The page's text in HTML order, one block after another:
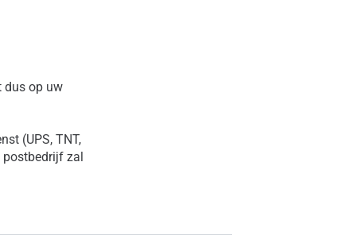
dus op uw
(UPS, TNT,
postbedrijf zal